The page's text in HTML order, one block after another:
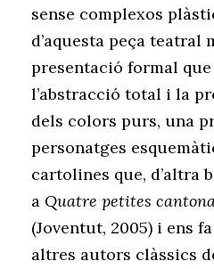
sense complexos
d’aquesta peça teatral
presentació formal
l’abstracció total i la
dels colors purs, una
personatges
cartolines que, d’altra
a Quatre petites
(Joventut, 2005) i ens
altres autors clàssics